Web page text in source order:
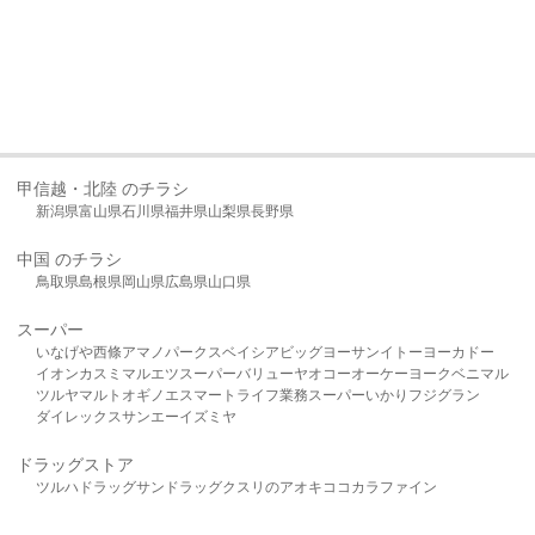
甲信越・北陸 のチラシ
新潟県富山県石川県福井県山梨県長野県
中国 のチラシ
鳥取県島根県岡山県広島県山口県
スーパー
いなげや西條アマノパークスベイシア ビッグヨーサンイトーヨーカドー
イオンカスミ マルエツスーパーバリューヤオコーオーケー ヨークベニマル
ツルヤマルト オギノ エスマート ライフ業務スーパーいかり フジグラン
ダイレックスサンエーイズミヤ
ドラッグストア
ツルハドラッグサンドラッグクスリのアオキ ココカラファイン